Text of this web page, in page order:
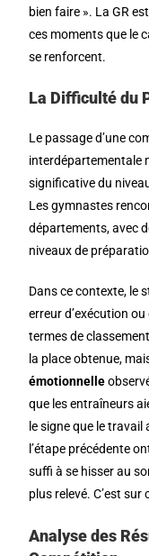
bien faire ». La GR
ces moments que le
se renforcent.
La Difficulté du
Le passage d’une
interdépartementale
significative du
Les gymnastes
départements, avec
niveaux de
Dans ce contexte, le
erreur d’exécution
termes de
la place obtenue,
émotionnelle
que les entraîneurs
le signe que le travail
l’étape précédente
suffi à se hisser au
plus relevé. C’est
Analyse des